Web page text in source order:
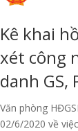
Kê khai
xét công
danh GS,
Văn phòng
02/6/2020 về